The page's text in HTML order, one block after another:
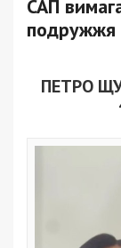
САП
подружжя
ПЕТРО